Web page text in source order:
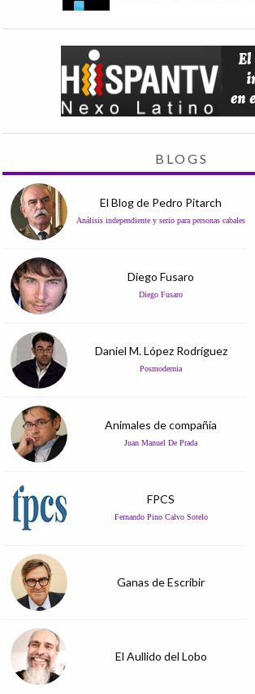
BLOGS
El Blog de Pedro Pitarch
Análisis independiente y serio para personas cabales
Diego Fusaro
Diego Fusaro
Daniel M. López Rodríguez
Posmodernia
Animales de compañía
Juan Manuel De Prada
FPCS
Fernando Pino Calvo Sotelo
Ganas de Escribir
El Aullido del Lobo